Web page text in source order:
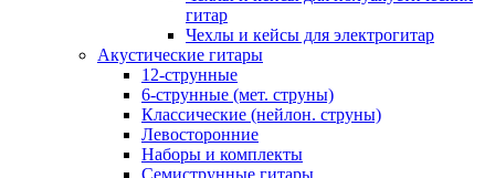
гитар
Чехлы и кейсы для электрогитар
Акустические гитары
12-струнные
6-струнные (мет. струны)
Классические (нейлон. струны)
Левосторонние
Наборы и комплекты
Семиструнные гитары